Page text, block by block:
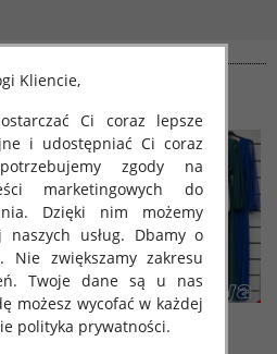
Kliencie,
Ci coraz lepsze
i udostępniać Ci coraz
zgody na
marketingowych do
Dzięki nim możemy
naszych usług. Dbamy o
Nie zwiększamy zakresu
Twoje dane są u nas
możesz wycofać w każdej
polityka prywatności.